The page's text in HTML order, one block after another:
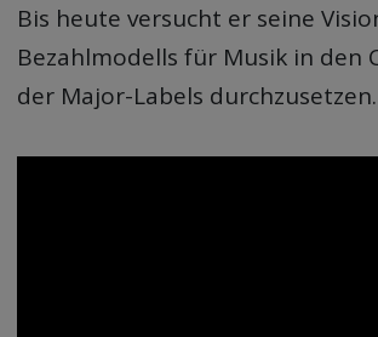
Bis heute versucht er seine
Bezahlmodells für Musik in den
der Major-Labels durchzusetzen.